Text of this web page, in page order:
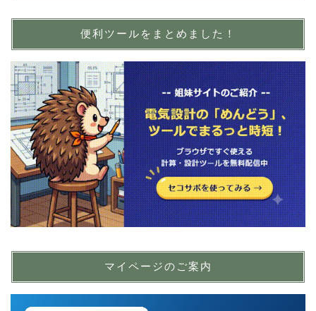
便利ツールをまとめました！
マイページのご案内